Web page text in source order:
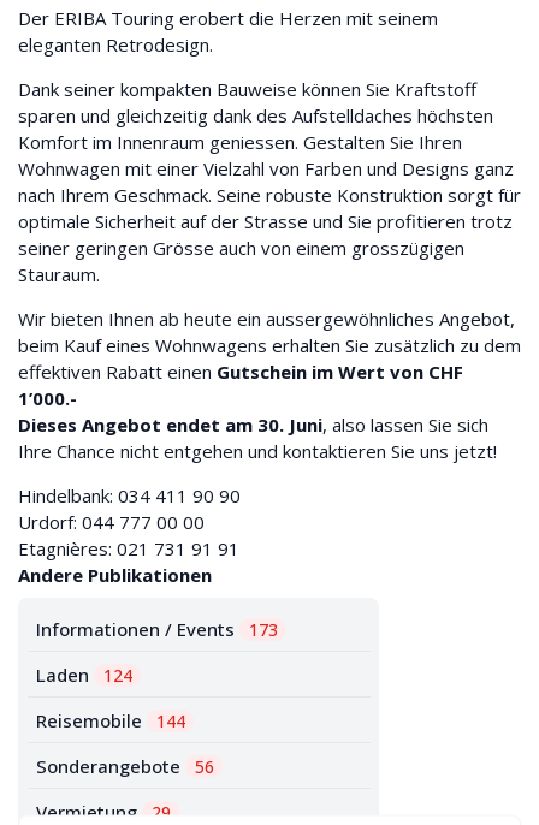
Der ERIBA Touring erobert die Herzen mit seinem
eleganten Retrodesign.
Dank seiner kompakten Bauweise können Sie Kraftstoff
sparen und gleichzeitig dank des Aufstelldaches höchsten
Komfort im Innenraum geniessen. Gestalten Sie Ihren
Wohnwagen mit einer Vielzahl von Farben und Designs ganz
nach Ihrem Geschmack. Seine robuste Konstruktion sorgt für
optimale Sicherheit auf der Strasse und Sie profitieren trotz
seiner geringen Grösse auch von einem grosszügigen
Stauraum.
Wir bieten Ihnen ab heute ein aussergewöhnliches Angebot,
beim Kauf eines Wohnwagens erhalten Sie zusätzlich zu dem
effektiven Rabatt einen Gutschein im Wert von CHF
1’000.-
Dieses Angebot endet am 30. Juni, also lassen Sie sich
Ihre Chance nicht entgehen und kontaktieren Sie uns jetzt!
Hindelbank: 034 411 90 90
Urdorf: 044 777 00 00
Etagnières: 021 731 91 91
Andere Publikationen
Informationen / Events 173
Laden 124
Reisemobile 144
Sonderangebote 56
Vermietung 29